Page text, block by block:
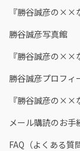
『勝谷誠彦の××
勝谷誠彦写真館
『勝谷誠彦の××
勝谷誠彦プロフィ
『勝谷誠彦の××
メール購読のお手
FAQ（よくある質